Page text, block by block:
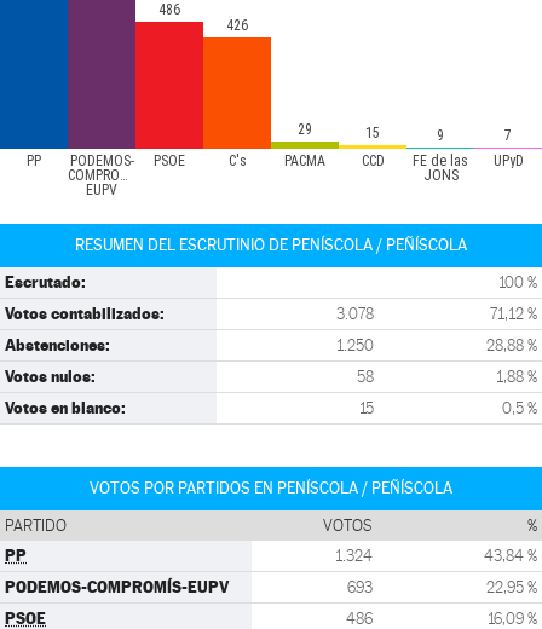
PP
PODEMOS-
COMPROMÍS-
EUPV
PSOE C's PACMA CCD
FE de las
JONS
UPyD
486
426
29 15 9 7
RESUMEN DEL ESCRUTINIO DE PENÍSCOLA / PEÑÍSCOLA
Escrutado: 100 %
Votos contabilizados: 3.078 71,12 %
Abstenciones: 1.250 28,88 %
Votos nulos: 58 1,88 %
Votos en blanco: 15 0,5 %
VOTOS POR PARTIDOS EN PENÍSCOLA / PEÑÍSCOLA
PARTIDO VOTOS %
PP 1.324 43,84 %
PODEMOS-COMPROMÍS-EUPV 693 22,95 %
PSOE 486 16,09 %